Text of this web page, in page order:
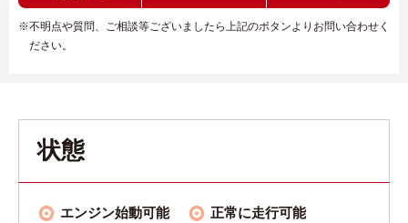
※不明点や質問、ご相談等ございましたら上記のボタンよりお問い合わせく
ださい。
状態
エンジン始動可能 正常に走行可能